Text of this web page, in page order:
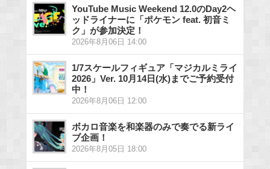
YouTube Music Weekend 12.0のDay2ヘ
ッドライナーに「ポケモン feat. 初音ミ
ク」が参加決定！
2026年8月06日 14:00
1/7スケールフィギュア「マジカルミライ
2026」Ver. 10月14日(水)までご予約受付
中！
2026年8月06日 12:00
ボカロ音楽を和楽器のみで奏でる新ライ
ブ企画！
2026年8月05日 18:00